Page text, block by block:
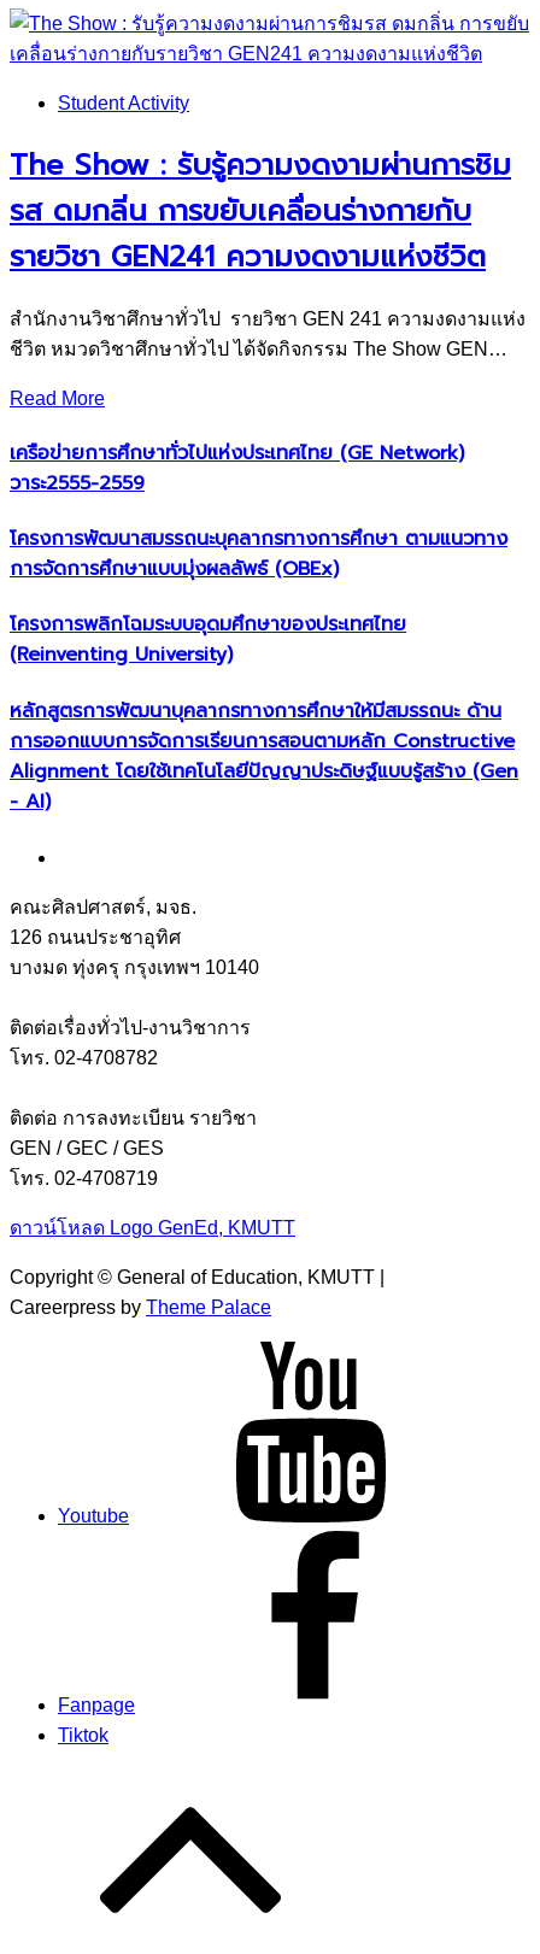
Student Activity
The Show : รับรู้ความงดงามผ่านการชิม
รส ดมกลิ่น การขยับเคลื่อนร่างกายกับ
รายวิชา GEN241 ความงดงามแห่งชีวิต
สำนักงานวิชาศึกษาทั่วไป รายวิชา GEN 241 ความงดงามแห่ง
ชีวิต หมวดวิชาศึกษาทั่วไป ได้จัดกิจกรรม The Show GEN…
Read More
เครือข่ายการศึกษาทั่วไปแห่งประเทศไทย (GE Network)​
วาระ2555-2559
โครงการพัฒนาสมรรถนะบุคลากรทางการศึกษา ตามแนวทาง
การจัดการศึกษาแบบมุ่งผลลัพธ์ (OBEx)
โครงการพลิกโฉมระบบอุดมศึกษาของประเทศไทย
(Reinventing University)
หลักสูตรการพัฒนาบุคลากรทางการศึกษาให้มีสมรรถนะ ด้าน
การออกแบบการจัดการเรียนการสอนตามหลัก Constructive
Alignment โดยใช้เทคโนโลยีปัญญาประดิษฐ์แบบรู้สร้าง (Gen
- AI)
คณะศิลปศาสตร์, มจธ.
126 ถนนประชาอุทิศ
บางมด ทุ่งครุ กรุงเทพฯ 10140
ติดต่อเรื่องทั่วไป-งานวิชาการ
โทร. 02-4708782
ติดต่อ การลงทะเบียน รายวิชา
GEN / GEC / GES
โทร. 02-4708719
ดาวน์โหลด Logo GenEd, KMUTT
Copyright © General of Education, KMUTT |
Careerpress by Theme Palace
Youtube
Fanpage
Tiktok